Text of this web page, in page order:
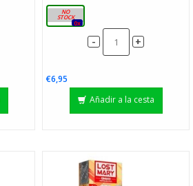
20mg
0x
- +
€6,95
Añadir a la cesta